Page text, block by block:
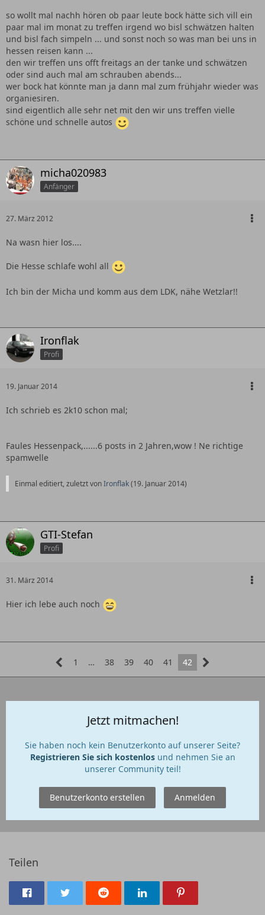
so wollt mal nachh hören ob paar leute bock hätte sich vill ein
paar mal im monat zu treffen irgend wo bisl schwätzen halten
und bisl fach simpeln ... und sonst noch so was man bei uns in
hessen reisen kann ...
den wir treffen uns offt freitags an der tanke und schwätzen
oder sind auch mal am schrauben abends...
wer bock hat könnte man ja dann mal zum frühjahr wieder was
organiesiren.
sind eigentlich alle sehr net mit den wir uns treffen vielle
schöne und schnelle autos
micha020983
Anfänger
27. März 2012
Na wasn hier los....
Die Hesse schlafe wohl all
Ich bin der Micha und komm aus dem LDK, nähe Wetzlar!!
Ironflak
Profi
19. Januar 2014
Ich schrieb es 2k10 schon mal;
Faules Hessenpack,......6 posts in 2 Jahren,wow ! Ne richtige
spamwelle
Einmal editiert, zuletzt vonIronflak(19. Januar 2014)
GTI-Stefan
Profi
31. März 2014
Hier ich lebe auch noch
1 … 38 39 40 41 42
Jetzt mitmachen!
Sie haben noch kein Benutzerkonto auf unserer Seite?
Registrieren Sie sich kostenlosund nehmen Sie an
unserer Community teil!
Benutzerkonto erstellen Anmelden
Teilen